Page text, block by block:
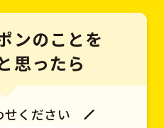
ンのことを
思ったら
せください